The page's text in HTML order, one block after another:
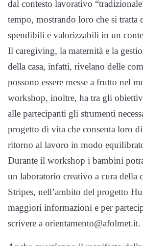
dal contesto lavorativo
tempo, mostrando loro che si tratta
spendibili e valorizzabili in un
Il caregiving, la maternità e la
della casa, infatti, rivelano delle
possono essere messe a frutto nel
workshop, inoltre, ha tra gli
alle partecipanti gli strumenti
progetto di vita che consenta loro
ritorno al lavoro in modo
Durante il workshop i bambini
un laboratorio creativo a cura della
Stripes, nell’ambito del progetto
maggiori informazioni e per
scrivere a orientamento@afolmet.it.